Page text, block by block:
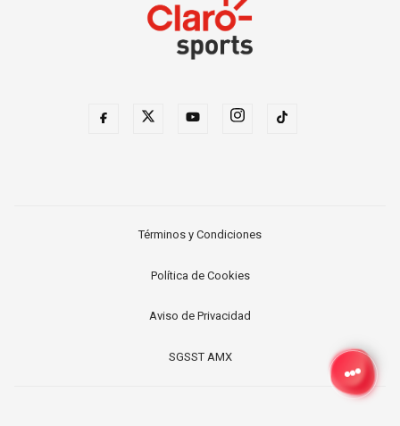
Términos y Condiciones
Política de Cookies
Aviso de Privacidad
SGSST AMX